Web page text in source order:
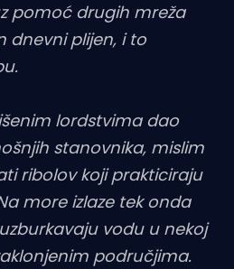
pomoć drugih mreža
dnevni plijen, i to
lordstvima dao
stanovnika, mislim
ribolov koji prakticiraju
more izlaze tek onda
vodu u nekoj
područjima.